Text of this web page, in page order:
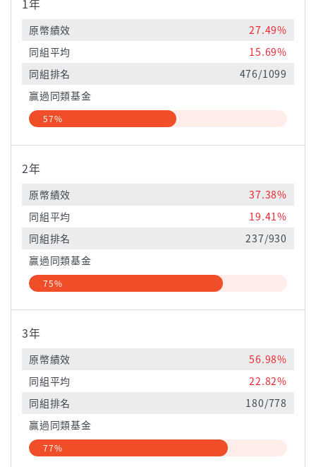
1年
原幣績效
27.49%
同組平均
15.69%
同組排名
476/1099
贏過同類基金
57%
2年
原幣績效
37.38%
同組平均
19.41%
同組排名
237/930
贏過同類基金
75%
3年
原幣績效
56.98%
同組平均
22.82%
同組排名
180/778
贏過同類基金
77%